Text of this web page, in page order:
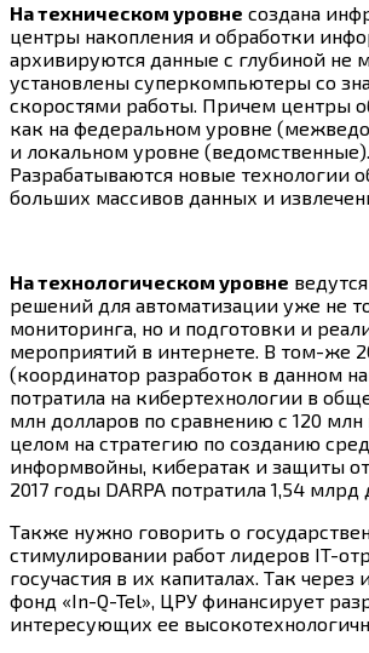
На техническом уровне создана
центры накопления и обработки
архивируются данные с глубиной не
установлены суперкомпьютеры со
скоростями работы. Причем центры
как на федеральном уровне
и локальном уровне (ведомственные).
Разрабатываются новые технологии
больших массивов данных и
На технологическом уровне
решений для автоматизации уже не
мониторинга, но и подготовки и
мероприятий в интернете. В том-же
(координатор разработок в данном
потратила на кибертехнологии в
млн долларов по сравнению c 120 млн
целом на стратегию по созданию
информвойны, кибератак и защиты
2017 годы DARPA потратила 1,54 млрд
Также нужно говорить о
стимулировании работ лидеров IT-
госучастия в их капиталах. Так
фонд «In-Q-Tel», ЦРУ финансирует
интересующих ее